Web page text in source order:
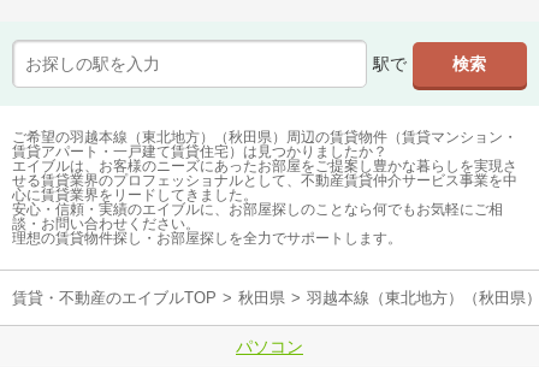
駅で
ご希望の羽越本線（東北地方）（秋田県）周辺の賃貸物件（賃貸マンション・
賃貸アパート・一戸建て賃貸住宅）は見つかりましたか？
エイブルは、お客様のニーズにあったお部屋をご提案し豊かな暮らしを実現さ
せる賃貸業界のプロフェッショナルとして、不動産賃貸仲介サービス事業を中
心に賃貸業界をリードしてきました。
安心・信頼・実績のエイブルに、お部屋探しのことなら何でもお気軽にご相
談・お問い合わせください。
理想の賃貸物件探し・お部屋探しを全力でサポートします。
賃貸・不動産のエイブルTOP > 秋田県 > 羽越本線（東北地方）（秋田県
パソコン